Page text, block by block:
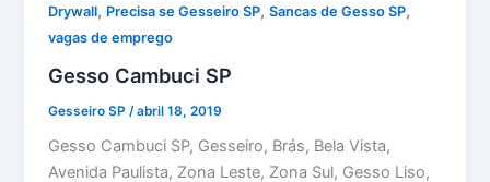
Drywall, Precisa se Gesseiro SP,Sancas de Gesso SP,
vagas de emprego
Gesso Cambuci SP
Gesseiro SP /abril 18, 2019
Gesso Cambuci SP, Gesseiro, Brás, Bela Vista,
Avenida Paulista, Zona Leste, Zona Sul, Gesso Liso,